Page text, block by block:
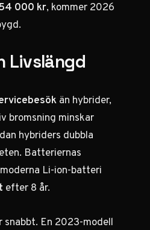
54 000 kr, kommer 2026
Livslängd
än hybrider,
bromsning minskar
hybriders dubbla
Batteriernas
Li-ion-batteri
efter 8 år.
snabbt. En 2023-modell